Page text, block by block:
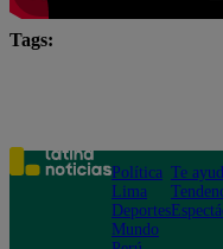
Tags:
Política
Lima
Deportes
Mundo
Te